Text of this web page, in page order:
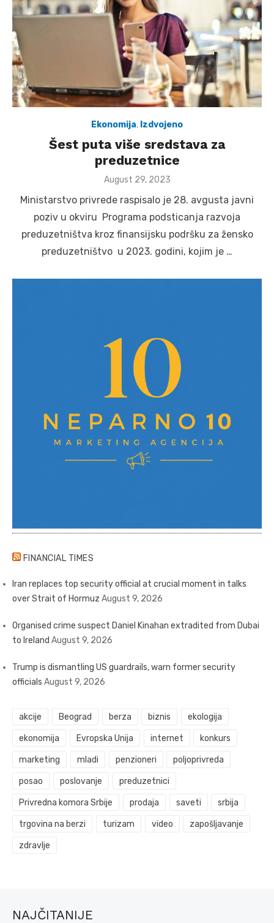
Ekonomija, Izdvojeno
Šest puta više sredstava za
preduzetnice
Posted
August 29, 2023
Ministarstvo privrede raspisalo je 28. avgusta javni
poziv u okviru Programa podsticanja razvoja
preduzetništva kroz finansijsku podršku za žensko
preduzetništvo u 2023. godini, kojim je …
FINANCIAL TIMES
Iran replaces top security official at crucial moment in talks
over Strait of Hormuz August 9, 2026
Organised crime suspect Daniel Kinahan extradited from Dubai
to Ireland August 9, 2026
Trump is dismantling US guardrails, warn former security
officials August 9, 2026
akcije Beograd berza biznis ekologija
ekonomija Evropska Unija internet konkurs
marketing mladi penzioneri poljoprivreda
posao poslovanje preduzetnici
Privredna komora Srbije prodaja saveti srbija
trgovina na berzi turizam video zapošljavanje
zdravlje
NAJČITANIJE